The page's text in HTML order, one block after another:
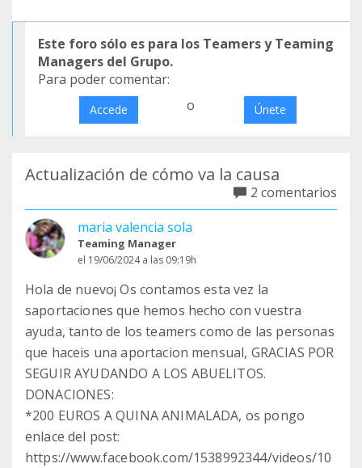
Este foro sólo es para los Teamers y Teaming
Managers del Grupo.
Para poder comentar:
Accede o Únete
Actualización de cómo va la causa
2 comentarios
maria valencia sola
Teaming Manager
el 19/06/2024 a las 09:19h
Hola de nuevo¡ Os contamos esta vez la
saportaciones que hemos hecho con vuestra
ayuda, tanto de los teamers como de las personas
que haceis una aportacion mensual, GRACIAS POR
SEGUIR AYUDANDO A LOS ABUELITOS.
DONACIONES:
*200 EUROS A QUINA ANIMALADA, os pongo
enlace del post:
https://www.facebook.com/1538992344/videos/10